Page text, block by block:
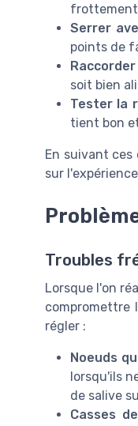
frottement
Serrer
points de
soit bien
Tester la
tient bon
En suivant ces
sur
Troubles
Lorsque l'on
compromettre
régler :
Noeuds
lorsqu'ils
de salive
Casses